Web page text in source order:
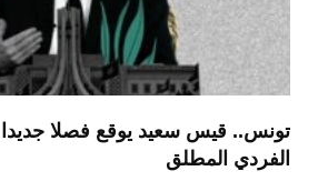
تونس.. قيس سعيد يوقع فصلا
الفردي المطلق